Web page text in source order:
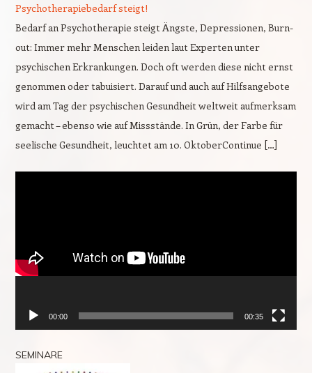
Psychotherapiebedarf steigt!
Bedarf an Psychotherapie steigt Ängste, Depressionen, Burn-
out: Immer mehr Menschen leiden laut Experten unter
psychischen Erkrankungen. Doch oft werden diese nicht ernst
genommen oder tabuisiert. Darauf und auch auf Hilfsangebote
wird am Tag der psychischen Gesundheit weltweit aufmerksam
gemacht – ebenso wie auf Missstände. In Grün, der Farbe für
seelische Gesundheit, leuchtet am 10. OktoberContinue […]
00:00 00:35
SEMINARE